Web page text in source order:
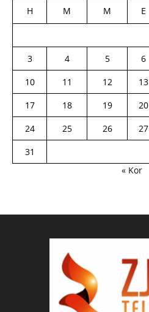
H M M E
3
4 5 6
10
11 12 13
17
18 19 20
24
25 26 27
31
« Kor